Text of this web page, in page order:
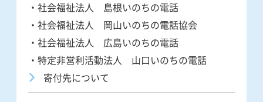
・社会福祉法人 島根いのちの電話
・社会福祉法人 岡山いのちの電話協会
・社会福祉法人 広島いのちの電話
・特定非営利活動法人 山口いのちの電話
寄付先について